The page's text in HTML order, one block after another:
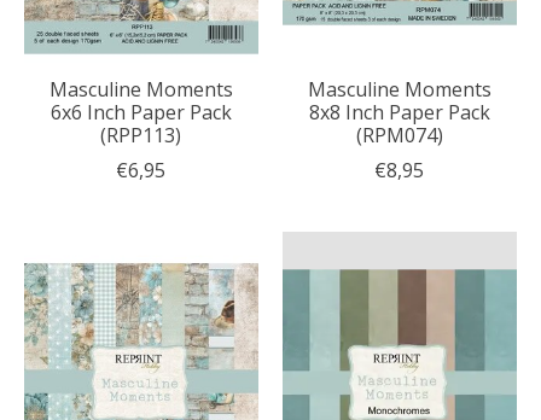
Masculine Moments
6x6 Inch Paper Pack
(RPP113)
€6,95
Masculine Moments
8x8 Inch Paper Pack
(RPM074)
€8,95